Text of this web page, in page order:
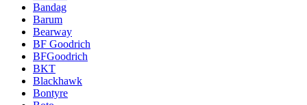
Bandag
Barum
Bearway
BF Goodrich
BFGoodrich
BKT
Blackhawk
Bontyre